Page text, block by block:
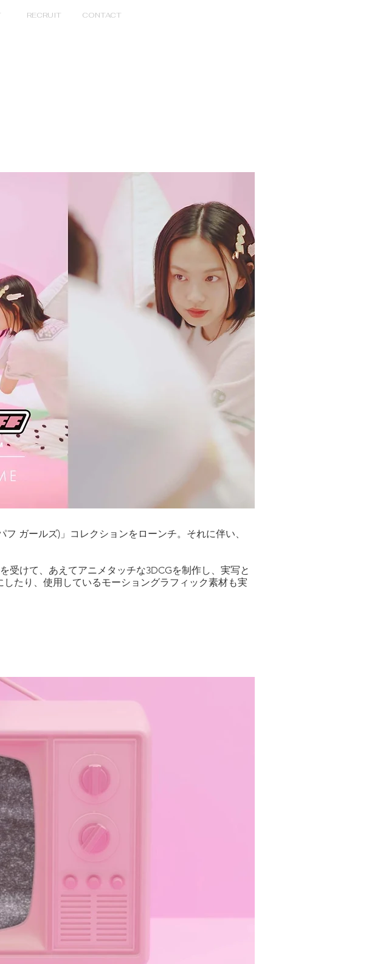
RECRUIT CONTACT
フ ガールズ)」コレクションをローンチ。それに伴い、
受けて、あえてアニメタッチな3DCGを制作し、実写と
たり、使用しているモーショングラフィック素材も実